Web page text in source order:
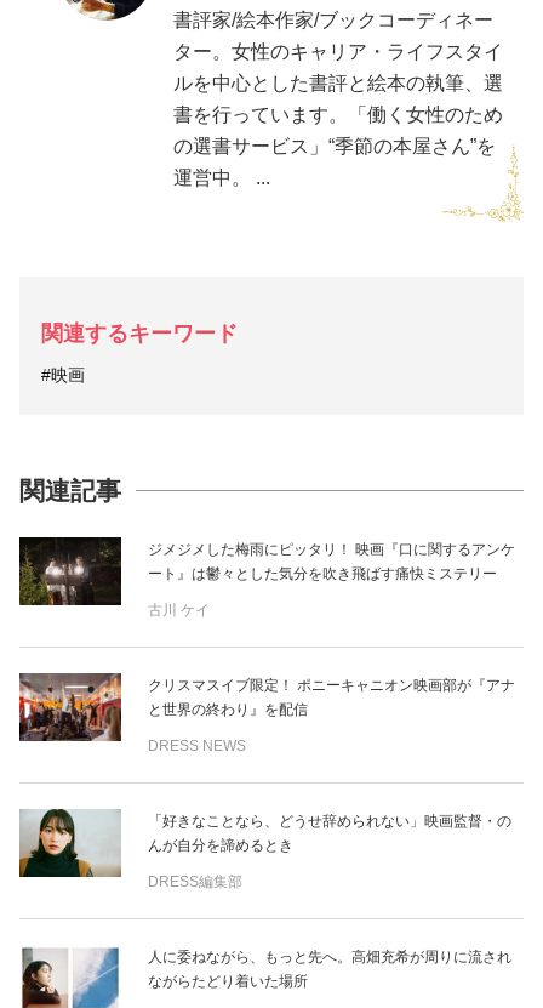
書評家/絵本作家/ブックコーディネー
ター。女性のキャリア・ライフスタイ
ルを中心とした書評と絵本の執筆、選
書を行っています。「働く女性のため
の選書サービス」“季節の本屋さん”を
運営中。 ...
関連するキーワード
#映画
関連記事
ジメジメした梅雨にピッタリ！ 映画『口に関するアンケ
ート』は鬱々とした気分を吹き飛ばす痛快ミステリー
古川 ケイ
クリスマスイブ限定！ ポニーキャニオン映画部が『アナ
と世界の終わり』を配信
DRESS NEWS
「好きなことなら、どうせ辞められない」映画監督・の
んが自分を諦めるとき
DRESS編集部
人に委ねながら、もっと先へ。高畑充希が周りに流され
ながらたどり着いた場所